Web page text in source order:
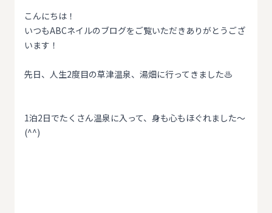
こんにちは！
いつもABCネイルのブログをご覧いただきありがとうござ
います！
先日、人生2度目の草津温泉、湯畑に行ってきました♨️
1泊2日でたくさん温泉に入って、身も心もほぐれました〜
(^^)